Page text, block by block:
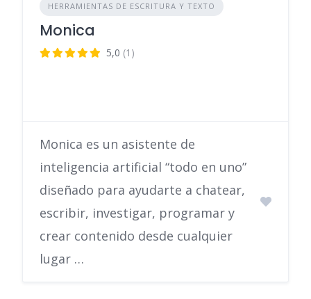
HERRAMIENTAS DE ESCRITURA Y TEXTO
Monica
5,0 (1)
Monica es un asistente de
inteligencia artificial “todo en uno”
diseñado para ayudarte a chatear,
escribir, investigar, programar y
crear contenido desde cualquier
lugar …